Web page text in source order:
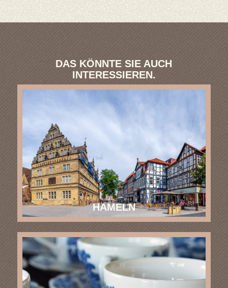
DAS KÖNNTE SIE AUCH
INTERESSIEREN.
HAMELN